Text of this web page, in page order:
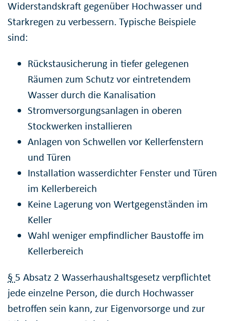
Widerstandskraft gegenüber Hochwasser und
Starkregen zu verbessern. Typische Beispiele
sind:
Rückstausicherung in tiefer gelegenen
Räumen zum Schutz vor eintretendem
Wasser durch die Kanalisation
Stromversorgungsanlagen in oberen
Stockwerken installieren
Anlagen von Schwellen vor Kellerfenstern
und Türen
Installation wasserdichter Fenster und Türen
im Kellerbereich
Keine Lagerung von Wertgegenständen im
Keller
Wahl weniger empfindlicher Baustoffe im
Kellerbereich
§ 5 Absatz 2 Wasserhaushaltsgesetz verpflichtet
jede einzelne Person, die durch Hochwasser
betroffen sein kann, zur Eigenvorsorge und zur